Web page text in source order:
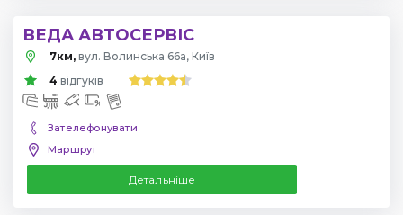
ВЕДА АВТОСЕРВІС
7км, вул. Волинська 66а, Київ
4 відгуків
Зателефонувати
Маршрут
Детальніше